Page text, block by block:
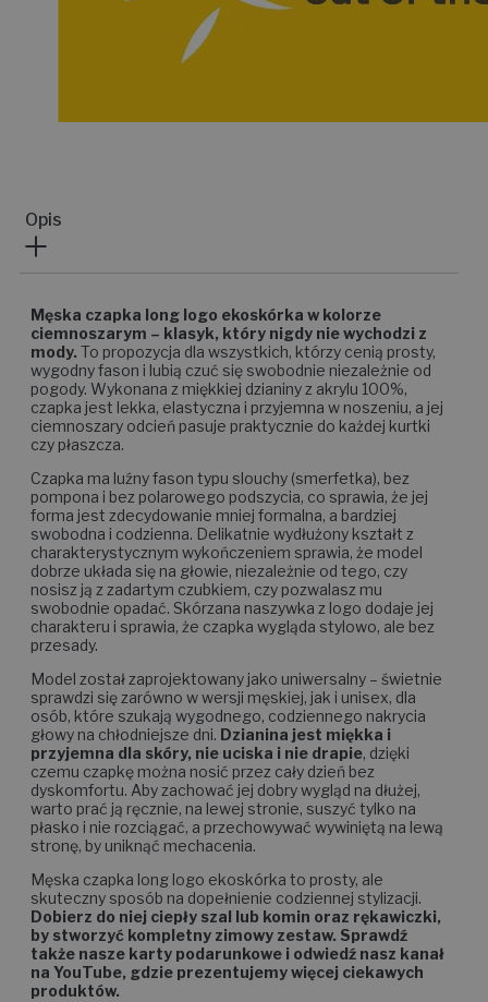
Opis
Męska czapka long logo ekoskórka w kolorze
ciemnoszarym – klasyk, który nigdy nie wychodzi z
mody. To propozycja dla wszystkich, którzy cenią prosty,
wygodny fason i lubią czuć się swobodnie niezależnie od
pogody. Wykonana z miękkiej dzianiny z akrylu 100%,
czapka jest lekka, elastyczna i przyjemna w noszeniu, a jej
ciemnoszary odcień pasuje praktycznie do każdej kurtki
czy płaszcza.
Czapka ma luźny fason typu slouchy (smerfetka), bez
pompona i bez polarowego podszycia, co sprawia, że jej
forma jest zdecydowanie mniej formalna, a bardziej
swobodna i codzienna. Delikatnie wydłużony kształt z
charakterystycznym wykończeniem sprawia, że model
dobrze układa się na głowie, niezależnie od tego, czy
nosisz ją z zadartym czubkiem, czy pozwalasz mu
swobodnie opadać. Skórzana naszywka z logo dodaje jej
charakteru i sprawia, że czapka wygląda stylowo, ale bez
przesady.
Model został zaprojektowany jako uniwersalny – świetnie
sprawdzi się zarówno w wersji męskiej, jak i unisex, dla
osób, które szukają wygodnego, codziennego nakrycia
głowy na chłodniejsze dni. Dzianina jest miękka i
przyjemna dla skóry, nie uciska i nie drapie, dzięki
czemu czapkę można nosić przez cały dzień bez
dyskomfortu. Aby zachować jej dobry wygląd na dłużej,
warto prać ją ręcznie, na lewej stronie, suszyć tylko na
płasko i nie rozciągać, a przechowywać wywiniętą na lewą
stronę, by uniknąć mechacenia.
Męska czapka long logo ekoskórka to prosty, ale
skuteczny sposób na dopełnienie codziennej stylizacji.
Dobierz do niej ciepły szal lub komin oraz rękawiczki,
by stworzyć kompletny zimowy zestaw. Sprawdź
także nasze karty podarunkowe i odwiedź nasz kanał
na YouTube, gdzie prezentujemy więcej ciekawych
produktów.